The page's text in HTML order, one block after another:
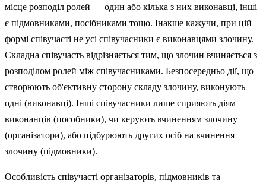
місце розподіл ролей — один або кілька з них виконавці, інші
є підмовни­ками, посібниками тощо. Інакше кажучи, при цій
формі співучасті не усі співучасники є виконавцями злочину.
Складна співучасть відрізняється тим, що злочин вчиняється з
розподілом ролей між співучасниками. Безпосередньо дії, що
створюють об'єктивну сторону складу злочину, виконують
одні (виконавці). Інші співучасники лише сприяють діям
виконанців (пособники), чи керують вчиненням злочину
(організатори), або підбурюють других осіб на вчинення
злочину (підмовники).
Особливість співучасті організаторів, підмовників та